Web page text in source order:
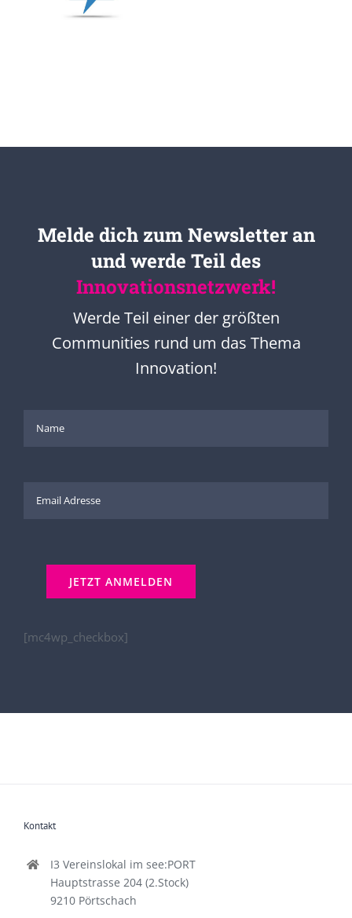
Melde dich zum Newsletter an
und werde Teil des
Innovationsnetzwerk!
Werde Teil einer der größten
Communities rund um das Thema
Innovation!
[mc4wp_checkbox]
Kontakt
I3 Vereinslokal im see:PORT
Hauptstrasse 204 (2.Stock)
9210 Pörtschach